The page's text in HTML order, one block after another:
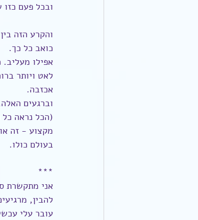
ובכל פעם כזו של
כואב כל כך.
אפילו
לאט ויותר
אכזבה.
וברגעים
(הכל נראה
מקצוע - זה
בעולם כולו.
***
אני מתקשרת
להבין,
עובר עלי